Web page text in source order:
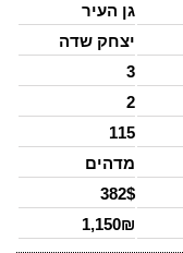
גן העיר
יצחק שדה
3
2
115
מדהים
382$
1,150₪